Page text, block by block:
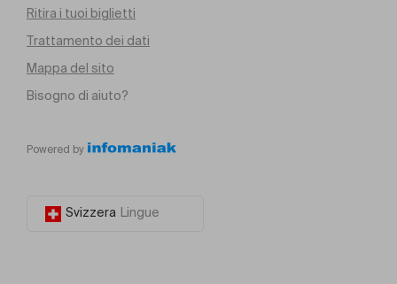
Ritira i tuoi biglietti
Trattamento dei dati
Mappa del sito
Bisogno di aiuto?
Powered by
Svizzera Lingue